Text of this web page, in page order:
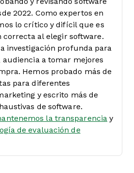
2022. Como expertos en
lo crítico y difícil que es
correcta al elegir software.
investigación profunda para
a tomar mejores
Hemos probado más de
para diferentes
y escrito más de
de software.
la transparencia y
de evaluación de